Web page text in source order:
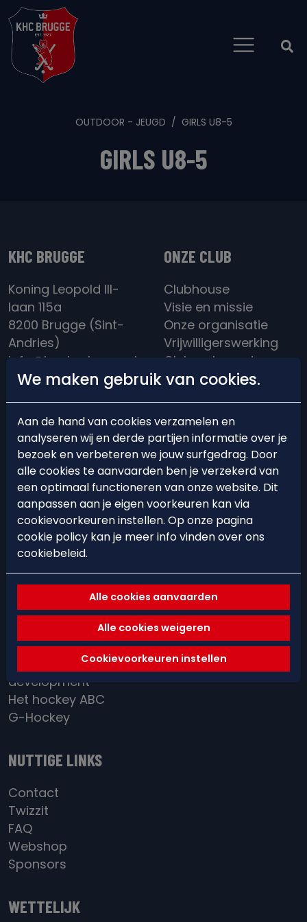
OUTDOOR - JEUGD GIRLS U8-5
GIRLS U8-5
KHC BRUGGE
Koning Leopold III-
laan 115a
8200 Brugge (Sint-
Andries)
info@hockeybrugge.be
Clubhuis: +32 50 39
ONZE CLUB
Clubhouse
Visie en missie
Onze organisatie
Vrijwilligerswerking
Clubreglement
Een rijke historiek
BEARS'ACADEMY
Lid worden
Starten met hockey
Trainingsschema
Ploegindeling
arbitrage
Red&Blue Academy
District / BeGold
development
Het hockey ABC
G-Hockey
EVENTS
Events
Hockeystages &
NUTTIGE LINKS
Contact
Twizzit
FAQ
Webshop
Sponsors
WETTELIJK
We maken gebruik van cookies.
Aan de hand van cookies verzamelen en
analyseren wij en derde partijen informatie over je
bezoek en verbeteren we jouw surfgedrag. Door
alle cookies te aanvaarden ben je verzekerd van
een optimaal functioneren van onze website. Dit
aanpassen aan je eigen voorkeuren kan via
cookievoorkeuren instellen. Op onze pagina
cookie policy kan je meer info vinden over ons
cookiebeleid.
Alle cookies aanvaarden
Alle cookies weigeren
Cookievoorkeuren instellen